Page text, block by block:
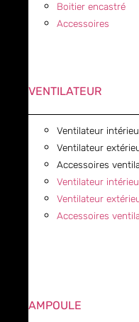
Boitier encastré
Accessoires
VENTILATEUR
Ventilateur
Ventilateur
Accessoires
Ventilateur
Ventilateur
Accessoires
AMPOULE